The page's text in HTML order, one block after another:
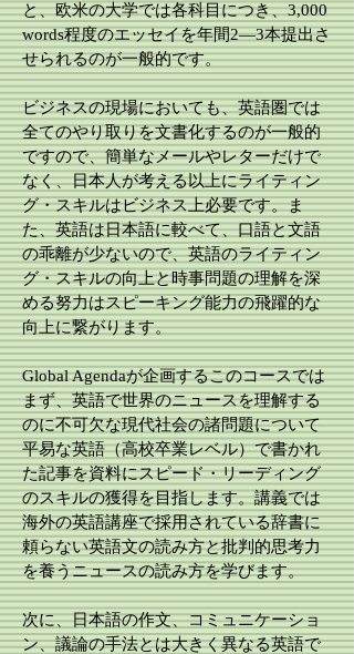
と、欧米の大学では各科目につき、3,000
words程度のエッセイを年間2―3本提出さ
せられるのが一般的です。
ビジネスの現場においても、英語圏では
全てのやり取りを文書化するのが一般的
ですので、簡単なメールやレターだけで
なく、日本人が考える以上にライティン
グ・スキルはビジネス上必要です。ま
た、英語は日本語に較べて、口語と文語
の乖離が少ないので、英語のライティン
グ・スキルの向上と時事問題の理解を深
める努力はスピーキング能力の飛躍的な
向上に繋がります。
Global Agendaが企画するこのコースでは
まず、英語で世界のニュースを理解する
のに不可欠な現代社会の諸問題について
平易な英語（高校卒業レベル）で書かれ
た記事を資料にスピード・リーディング
のスキルの獲得を目指します。講義では
海外の英語講座で採用されている辞書に
頼らない英語文の読み方と批判的思考力
を養うニュースの読み方を学びます。
次に、日本語の作文、コミュニケーショ
ン、議論の手法とは大きく異なる英語で